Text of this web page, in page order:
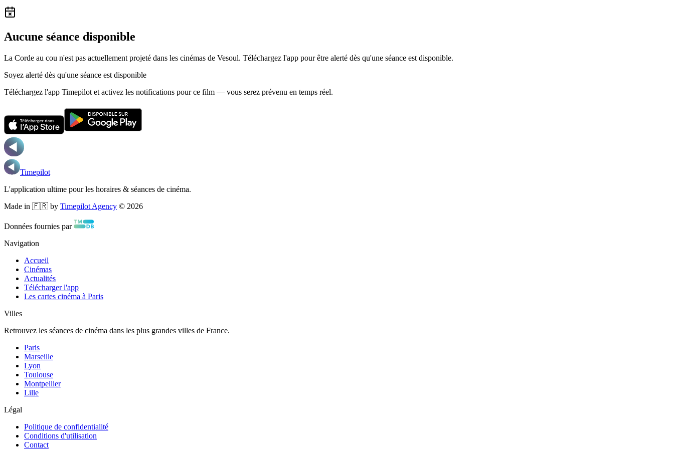
Aucune séance disponible
La Corde au cou n'est pas actuellement projeté dans les cinémas de Vesoul. Téléchargez l'app pour être alerté dès qu'une séance est disponible.
Soyez alerté dès qu'une séance est disponible
Téléchargez l'app Timepilot et activez les notifications pour ce film — vous serez prévenu en temps réel.
Timepilot
L'application ultime pour les horaires & séances de cinéma.
Made in 🇫🇷 by Timepilot Agency © 2026
Données fournies par
Navigation
Accueil
Cinémas
Actualités
Télécharger l'app
Les cartes cinéma à Paris
Villes
Retrouvez les séances de cinéma dans les plus grandes villes de France.
Paris
Marseille
Lyon
Toulouse
Montpellier
Lille
Légal
Politique de confidentialité
Conditions d'utilisation
Contact